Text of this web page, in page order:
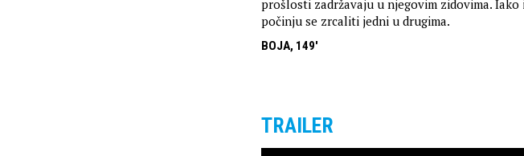
prošlosti zadržavaju u njegovim zidovima.
počinju se zrcaliti jedni u drugima.
BOJA, 149'
TRAILER